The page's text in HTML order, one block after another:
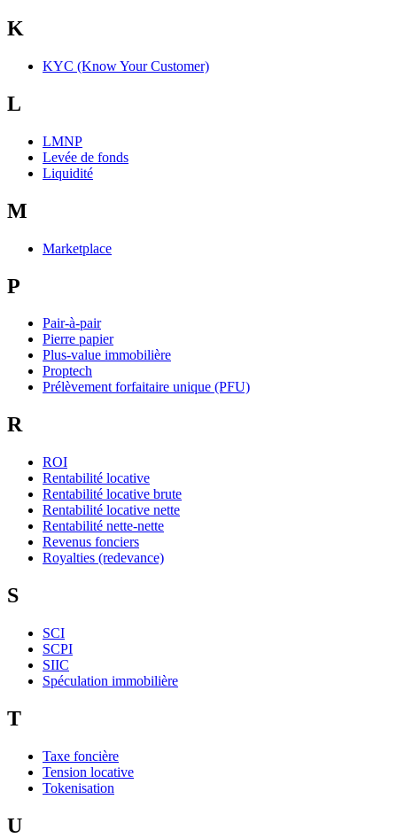
K
KYC (Know Your Customer)
L
LMNP
Levée de fonds
Liquidité
M
Marketplace
P
Pair-à-pair
Pierre papier
Plus-value immobilière
Proptech
Prélèvement forfaitaire unique (PFU)
R
ROI
Rentabilité locative
Rentabilité locative brute
Rentabilité locative nette
Rentabilité nette-nette
Revenus fonciers
Royalties (redevance)
S
SCI
SCPI
SIIC
Spéculation immobilière
T
Taxe foncière
Tension locative
Tokenisation
U